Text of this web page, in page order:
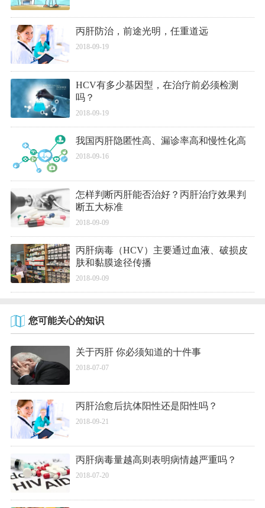
丙肝防治，前途光明，任重道远
2018-09-19
HCV有多少基因型，在治疗前必须检测
吗？
2018-09-19
我国丙肝隐匿性高、漏诊率高和慢性化高
2018-09-16
怎样判断丙肝能否治好？丙肝治疗效果判
断五大标准
2018-09-09
丙肝病毒（HCV）主要通过血液、破损皮
肤和黏膜途径传播
2018-09-09
您可能关心的知识
关于丙肝 你必须知道的十件事
2018-07-07
丙肝治愈后抗体阳性还是阳性吗？
2018-09-21
丙肝病毒量越高则表明病情越严重吗？
2018-07-20